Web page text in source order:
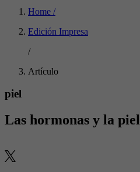
Home /
Edición Impresa
/
Artículo
piel
Las hormonas y la piel